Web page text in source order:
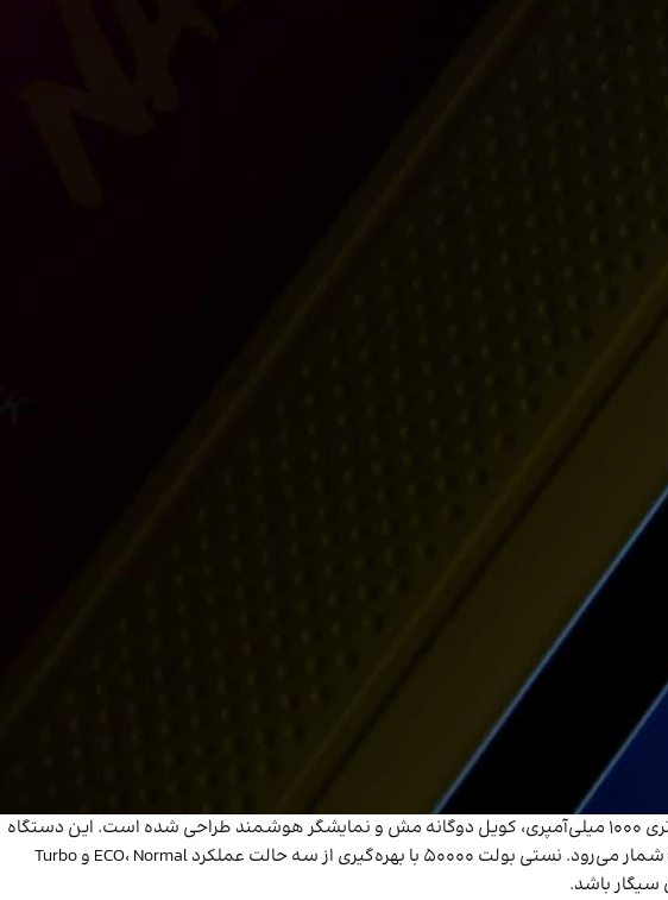
پاد یکبار مصرف نستی بولت ۵۰۰۰۰ پاف یکی از پیشرفته‌ترین محصولات برند Nasty محسوب می‌شود که با مخزن ۲۶ میلی‌لیتری، باتری ۱۰۰۰ میلی‌آمپری، کویل دوگانه مش و نمایشگر هوشمند طراحی شده است. این دستگاه
برای افرادی که به دنبال یک ویپ یکبار مصرف با طول عمر بالا، طعم‌دهی پایدار و امکانات کنترلی مدرن هستند، گزینه‌ای مناسب به شمار می‌رود. نستی بولت 50000 با بهره‌گیری از سه حالت عملکرد ECO، Normal و Turbo